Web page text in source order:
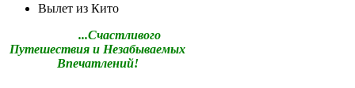
Вылет из Кито
...Счастливого
Путешествия и Незабываемых
Впечатлений!